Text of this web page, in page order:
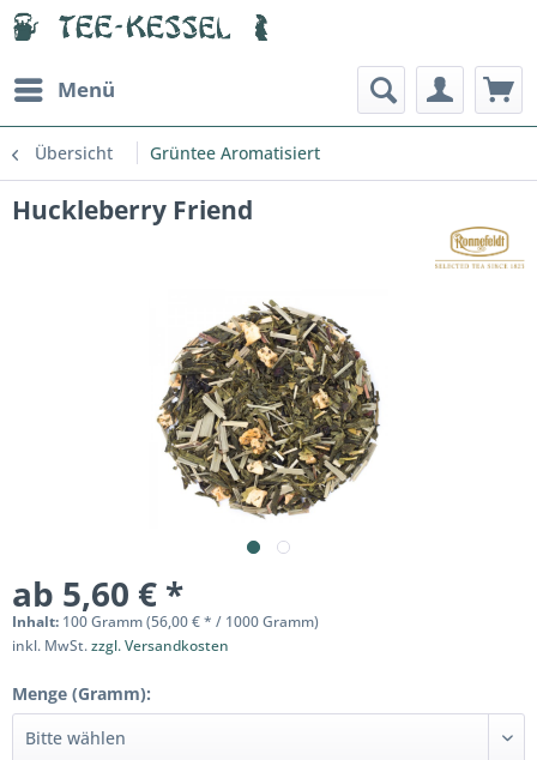
Menü
Übersicht Grüntee Aromatisiert
Huckleberry Friend
ab 5,60 € *
Inhalt: 100 Gramm (56,00 € * / 1000 Gramm)
inkl. MwSt.zzgl. Versandkosten
Menge (Gramm):